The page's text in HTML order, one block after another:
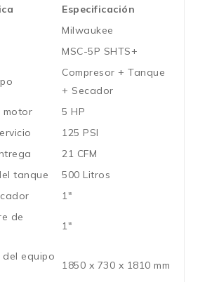
Especificación
Milwaukee
MSC-5P SHTS+
Compresor + Tanque
+ Secador
motor
5 HP
125 PSI
21 CFM
tanque
500 Litros
1″
de
1″
del equipo
1850 x 730 x 1810 mm